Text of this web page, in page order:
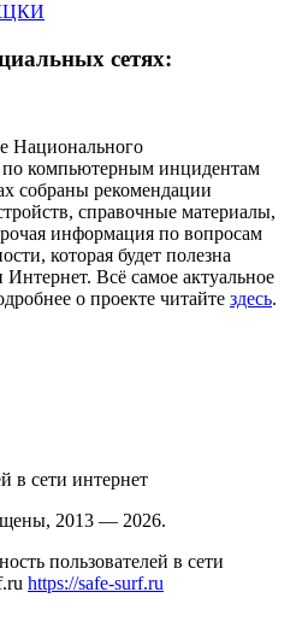
сетях:
Национального
по компьютерным инцидентам
собраны рекомендации
справочные материалы,
информация по вопросам
которая будет полезна
Всё самое актуальное
о проекте читайте здесь.
в сети интернет
2013 — 2026.
пользователей в сети
https://safe-surf.ru